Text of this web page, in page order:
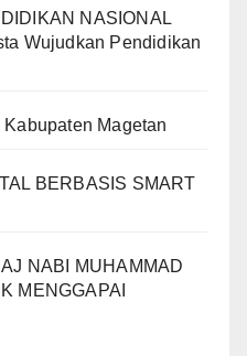
NASIONAL
Wujudkan Pendidikan
Magetan
BERBASIS SMART
NABI MUHAMMAD
MENGGAPAI